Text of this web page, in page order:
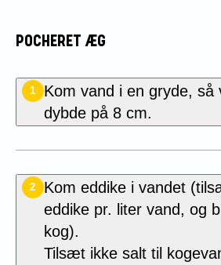
POCHERET ÆG
1
Kom vand i en gryde, så
dybde på 8 cm.
2
Kom eddike i vandet
eddike pr. liter vand, og
kog).
Tilsæt ikke salt til